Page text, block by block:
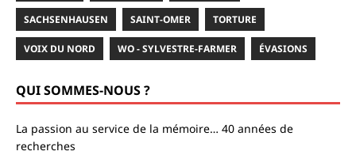
SACHSENHAUSEN SAINT-OMER TORTURE
VOIX DU NORD WO - SYLVESTRE-FARMER ÉVASIONS
QUI SOMMES-NOUS ?
La passion au service de la mémoire… 40 années de
recherches